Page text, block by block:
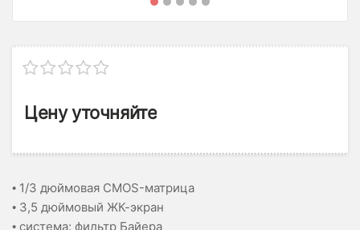
Цену уточняйте
• 1/3 дюймовая CMOS-матрица
• 3,5 дюймовый ЖК-экран
• cистема: фильтр Байера